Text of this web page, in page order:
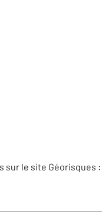
sur le site Géorisques :